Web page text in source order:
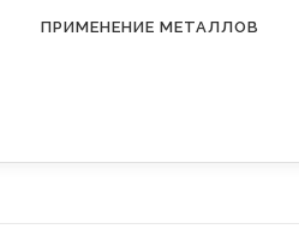
ПРИМЕНЕНИЕ МЕТАЛЛОВ